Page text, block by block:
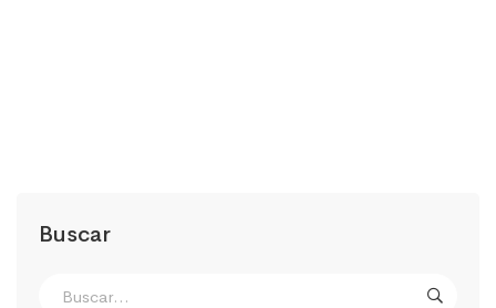
Buscar